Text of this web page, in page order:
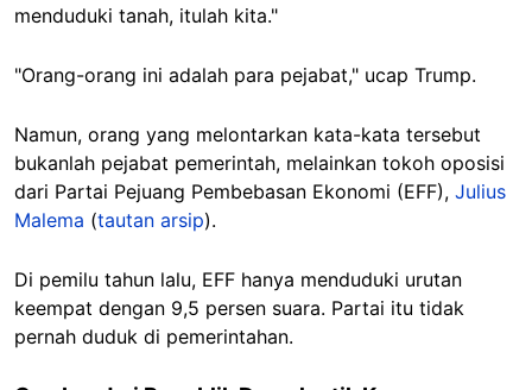
menduduki tanah, itulah kita."
"Orang-orang ini adalah para pejabat," ucap Trump.
Namun, orang yang melontarkan kata-kata tersebut
bukanlah pejabat pemerintah, melainkan tokoh oposisi
dari Partai Pejuang Pembebasan Ekonomi (EFF), Julius
Malema (tautan arsip).
Di pemilu tahun lalu, EFF hanya menduduki urutan
keempat dengan 9,5 persen suara. Partai itu tidak
pernah duduk di pemerintahan.